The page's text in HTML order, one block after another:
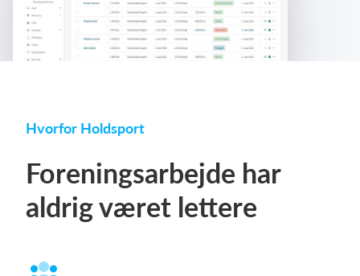
Hvorfor Holdsport
Foreningsarbejde har
aldrig været lettere